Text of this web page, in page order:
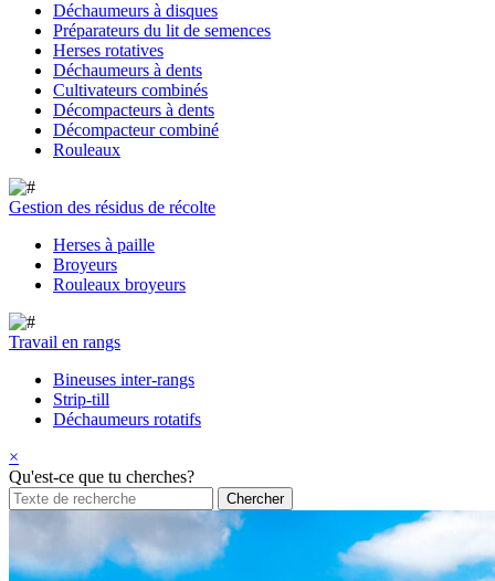
Déchaumeurs à disques
Préparateurs du lit de semences
Herses rotatives
Déchaumeurs à dents
Cultivateurs combinés
Décompacteurs à dents
Décompacteur combiné
Rouleaux
Gestion des résidus de récolte
Herses à paille
Broyeurs
Rouleaux broyeurs
Travail en rangs
Bineuses inter-rangs
Strip-till
Déchaumeurs rotatifs
×
Qu'est-ce que tu cherches?